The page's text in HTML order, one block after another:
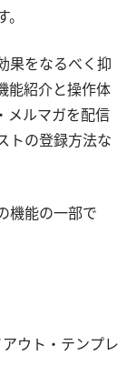
果をなるべく抑
能紹介と操作体
メルマガを配信
トの登録方法な
機能の一部で
ウト・テンプレ